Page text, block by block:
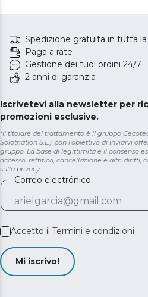
Spedizione gratuita in tutta la
Paga a rate
Gestione dei tuoi ordini 24/7
2 anni di garanzia
Iscrivetevi alla newsletter per
promozioni esclusive.
*Il titolare del trattamento è il gruppo
Solotriatlon S.L.), con l'obiettivo di inviarvi
gruppo. La base di legittimità è il consenso
accesso, rettifica, cancellazione e altri diritti,
sulla privacy
Correo electrónico
Accetto il Termini e condizioni
Mi iscrivo!